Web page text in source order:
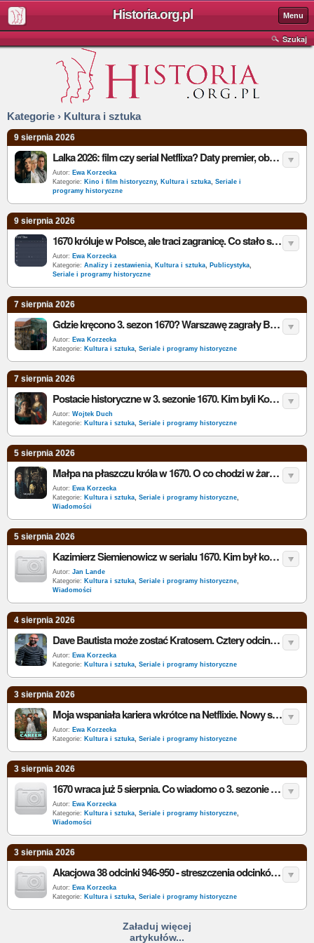
Historia.org.pl Menu
Szukaj
Kategorie › Kultura i sztuka
9 sierpnia 2026
Lalka 2026: film czy serial Netflixa? Daty premier, obsada i najważniejsze różnice
Autor: Ewa Korzecka
Kategorie: Kino i film historyczny, Kultura i sztuka, Seriale i
programy historyczne
9 sierpnia 2026
1670 króluje w Polsce, ale traci zagranicę. Co stało się z międzynarodowym sukcesem serialu?
Autor: Ewa Korzecka
Kategorie: Analizy i zestawienia, Kultura i sztuka, Publicystyka,
Seriale i programy historyczne
7 sierpnia 2026
Gdzie kręcono 3. sezon 1670? Warszawę zagrały Brzeg, Lubiąż i Roztoka
Autor: Ewa Korzecka
Kategorie: Kultura i sztuka, Seriale i programy historyczne
7 sierpnia 2026
Postacie historyczne w 3. sezonie 1670. Kim byli Korybut Wiśniowiecki, Eleonora Habsburżanka, Radziwiłł i Siemienowicz?
Autor: Wojtek Duch
Kategorie: Kultura i sztuka, Seriale i programy historyczne
5 sierpnia 2026
Małpa na płaszczu króla w 1670. O co chodzi w żarcie z Michała Korybuta Wiśniowieckiego?
Autor: Ewa Korzecka
Kategorie: Kultura i sztuka, Seriale i programy historyczne,
Wiadomości
5 sierpnia 2026
Kazimierz Siemienowicz w serialu 1670. Kim był konstruktor, który chciał wysłać chłopa na Księżyc?
Autor: Jan Lande
Kategorie: Kultura i sztuka, Seriale i programy historyczne,
Wiadomości
4 sierpnia 2026
Dave Bautista może zostać Kratosem. Cztery odcinki God of War trzeba nakręcić od nowa
Autor: Ewa Korzecka
Kategorie: Kultura i sztuka, Seriale i programy historyczne
3 sierpnia 2026
Moja wspaniała kariera wkrótce na Netflixie. Nowy serial powstał na podstawie australijskiej klasyki
Autor: Ewa Korzecka
Kategorie: Kultura i sztuka, Seriale i programy historyczne
3 sierpnia 2026
1670 wraca już 5 sierpnia. Co wiadomo o 3. sezonie serialu Netfliksa?
Autor: Ewa Korzecka
Kategorie: Kultura i sztuka, Seriale i programy historyczne,
Wiadomości
3 sierpnia 2026
Akacjowa 38 odcinki 946-950 - streszczenia odcinków serialu TVP1. Co wydarzy się na Akacjowej 38?
Autor: Ewa Korzecka
Kategorie: Kultura i sztuka, Seriale i programy historyczne
Załaduj więcej
artykułów...